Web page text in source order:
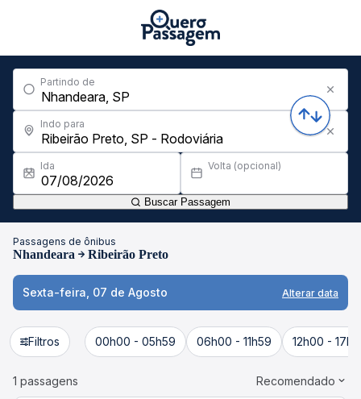
Partindo de
Indo para
Ida Volta (opcional)
Buscar Passagem
Passagens de ônibus
Nhandeara Ribeirão Preto
Sexta-feira, 07 de Agosto Alterar data
Filtros 00h00 - 05h59 06h00 - 11h59 12h00 -
1 passagens Recomendado